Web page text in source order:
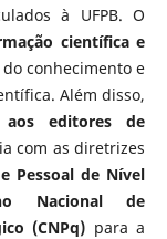
à UFPB. O
científica e
conhecimento e
Além disso,
editores de
com as diretrizes
Pessoal de Nível
Nacional de
(CNPq) para a